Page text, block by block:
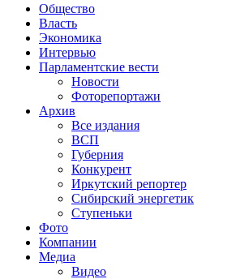
Общество
Власть
Экономика
Интервью
Парламентские вести
Новости
Фоторепортажи
Архив
Все издания
ВСП
Губерния
Конкурент
Иркутский репортер
Сибирский энергетик
Ступеньки
Фото
Компании
Медиа
Видео